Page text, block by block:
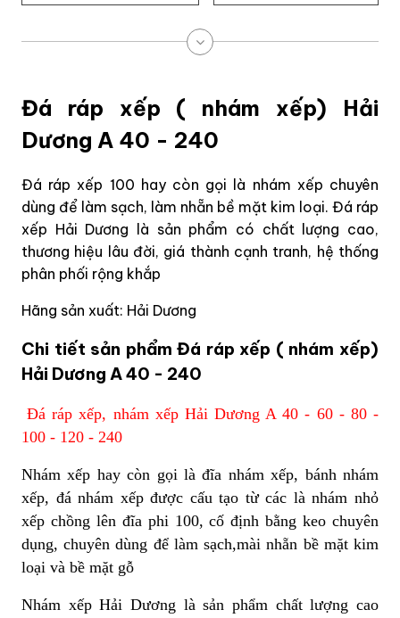
Đá ráp xếp ( nhám xếp) Hải
Dương A 40 - 240
Đá ráp xếp 100 hay còn gọi là nhám xếp chuyên
dùng để làm sạch, làm nhẵn bề mặt kim loại. Đá ráp
xếp Hải Dương là sản phẩm có chất lượng cao,
thương hiệu lâu đời, giá thành cạnh tranh, hệ thống
phân phối rộng khắp
Hãng sản xuất: Hải Dương
Chi tiết sản phẩm Đá ráp xếp ( nhám xếp)
Hải Dương A 40 - 240
Đá ráp xếp, nhám xếp Hải Dương A 40 - 60 - 80 -
100 - 120 - 240
Nhám xếp hay còn gọi là đĩa nhám xếp, bánh nhám
xếp, đá nhám xếp được cấu tạo từ các là nhám nhỏ
xếp chồng lên đĩa phi 100, cố định bằng keo chuyên
dụng, chuyên dùng để làm sạch,mài nhẵn bề mặt kim
loại và bề mặt gỗ
Nhám xếp Hải Dương là sản phẩm chất lượng cao